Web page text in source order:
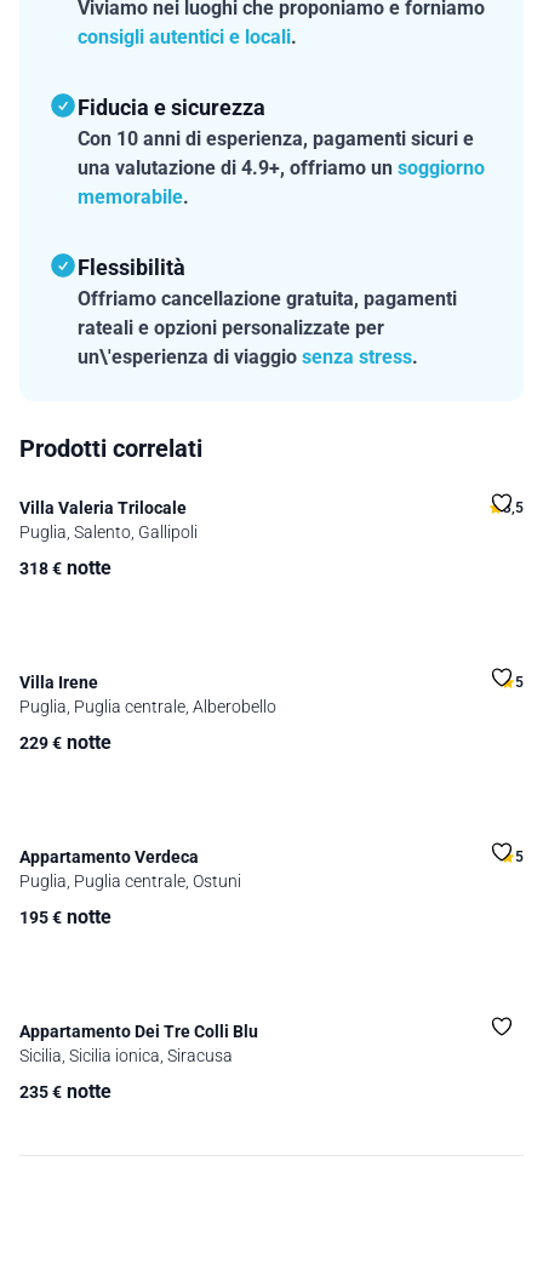
Viviamo nei luoghi che proponiamo e forniamo
consigli autentici e locali.
Fiducia e sicurezza
Con 10 anni di esperienza, pagamenti sicuri e
una valutazione di 4.9+, offriamo un soggiorno
memorabile.
Flessibilità
Offriamo cancellazione gratuita, pagamenti
rateali e opzioni personalizzate per
un\'esperienza di viaggio senza stress.
Prodotti correlati
Villa Valeria Trilocale 3,5
Puglia, Salento, Gallipoli
318€ notte
Villa Irene 5
Puglia, Puglia centrale, Alberobello
229€ notte
Appartamento Verdeca 5
Puglia, Puglia centrale, Ostuni
195€ notte
Appartamento Dei Tre Colli Blu
Sicilia, Sicilia ionica, Siracusa
235€ notte